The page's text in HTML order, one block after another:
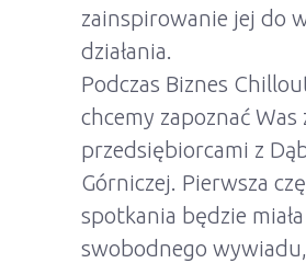
zainspirowanie jej do
działania.
Podczas Biznes
chcemy zapoznać Was
przedsiębiorcami z
Górniczej. Pierwsza
spotkania będzie
swobodnego